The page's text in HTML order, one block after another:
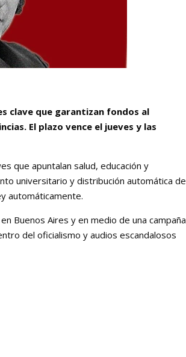
clave que garantizan fondos al
El plazo vence el jueves y las
que apuntalan salud, educación y
universitario y distribución automática de
automáticamente.
Buenos Aires y en medio de una campaña
del oficialismo y audios escandalosos